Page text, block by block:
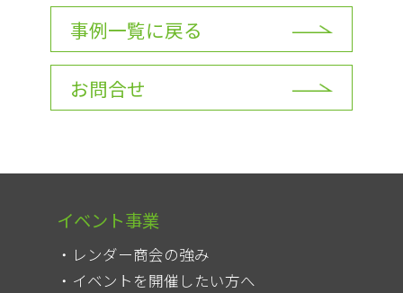
事例一覧に戻る
お問合せ
イベント事業
レンダー商会の強み
イベントを開催したい方へ